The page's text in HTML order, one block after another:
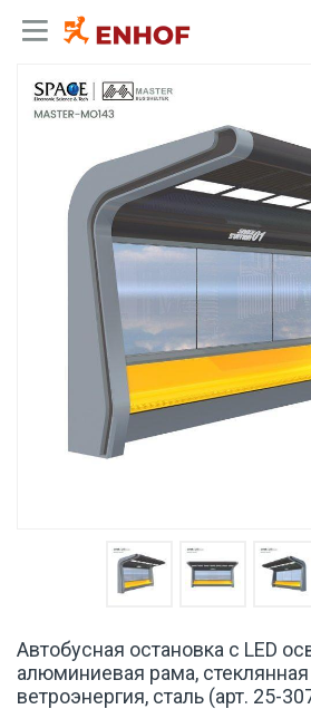
Автобусная остановка с LED
алюминиевая рама, стеклянная
ветроэнергия, сталь (арт. 25-